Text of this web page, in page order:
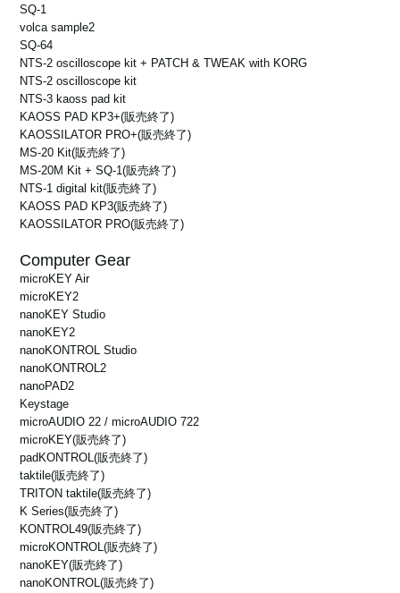
1.15 r23e
新製品に対応: prologue
1.15 r22e
新製品に対応 : KROSS, Pa700, Pa1000
1.15 r21e
新製品に対応: Grandstage
1.15 r20e
Windows 10 専用のデジタル署名に対応 (Windows 7/8.1 では使用で
きません)
1.15 r25e
Windows 10 (32bit/64bit)
1.15 r23e
Windows 10 (32bit/64bit)
1.15 r22e
Windows 10 (32bit/64bit)
1.15 r21e
1.15 r20e
SQ-1
volca sample2
SQ-64
NTS-2 oscilloscope kit + PATCH & TWEAK with KORG
NTS-2 oscilloscope kit
NTS-3 kaoss pad kit
KAOSS PAD KP3+(販売終了)
KAOSSILATOR PRO+(販売終了)
MS-20 Kit(販売終了)
MS-20M Kit + SQ-1(販売終了)
NTS-1 digital kit(販売終了)
KAOSS PAD KP3(販売終了)
KAOSSILATOR PRO(販売終了)
Computer Gear
microKEY Air
microKEY2
nanoKEY Studio
nanoKEY2
nanoKONTROL Studio
nanoKONTROL2
nanoPAD2
Keystage
microAUDIO 22 / microAUDIO 722
microKEY(販売終了)
padKONTROL(販売終了)
taktile(販売終了)
TRITON taktile(販売終了)
K Series(販売終了)
KONTROL49(販売終了)
microKONTROL(販売終了)
nanoKEY(販売終了)
nanoKONTROL(販売終了)